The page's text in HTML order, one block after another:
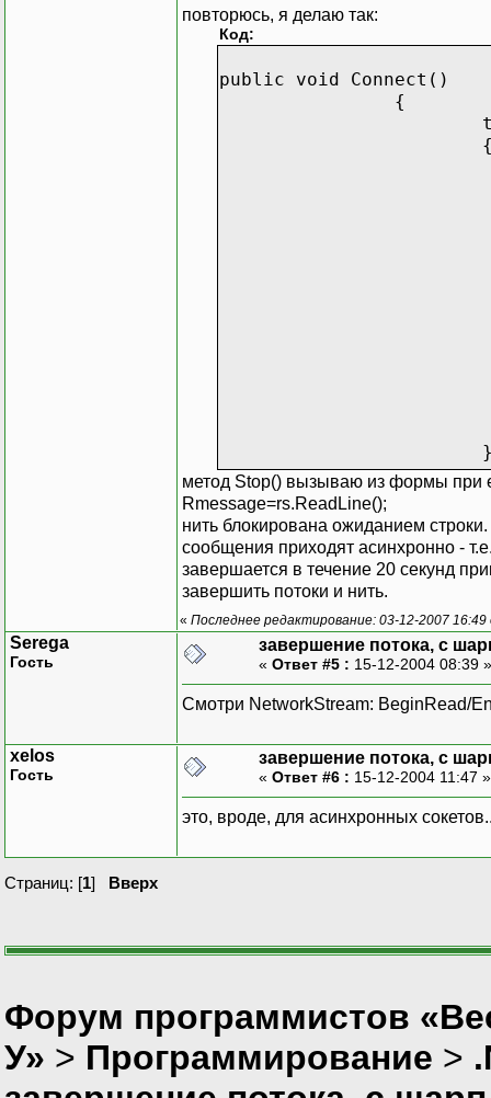
повторюсь, я делаю так:
Код:
public void Connect()
{
}
private
метод Stop() вызываю из формы при
Rmessage=rs.ReadLine();
нить блокирована ожиданием строки.
сообщения приходят асинхронно -
завершается в течение 20 секунд
завершить потоки и нить.
« Последнее редактирование: 03-12-2007
Serega
Гость
завершение потока, с
« Ответ #5 : 15-12-2004 08:39
Смотри NetworkStream: BeginRead/
xelos
Гость
завершение потока, с
« Ответ #6 : 15-12-2004 11:47
это, вроде, для асинхронных
Страниц: [1] Вверх
Форум программистов
У» > Программирование >